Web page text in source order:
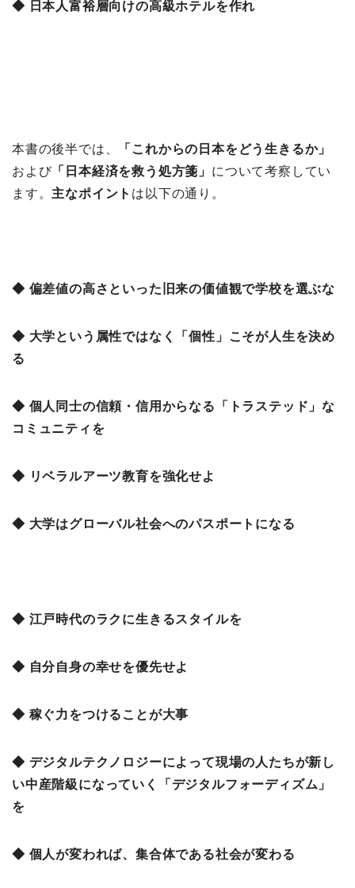
◆ 日本人富裕層向けの高級ホテルを作れ
本書の後半では、
「これからの日本をどう生きるか」
および「 日本経済を救う処方箋」 について考察してい
ます。 主なポイント は以下の通り。
◆ 偏差値の高さといった旧来の価値観で学校を選ぶな
◆ 大学という属性ではなく「個性」こそが人生を決め
る
◆ 個人同士の信頼・信用からなる「トラステッド」な
コミュニティを
◆ リベラルアーツ教育を強化せよ
◆ 大学はグローバル社会へのパスポートになる
◆ 江戸時代のラクに生きるスタイルを
◆ 自分自身の幸せを優先せよ
◆ 稼ぐ力をつけることが大事
◆ デジタルテクノロジーによって現場の人たちが新し
い中産階級になっていく「デジタルフォーディズム」
を
◆ 個人が変われば、集合体である社会が変わる